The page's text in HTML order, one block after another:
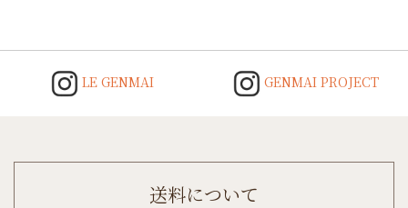
LE GENMAI GENMAI PROJECT
送料について